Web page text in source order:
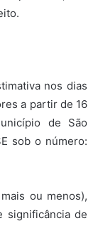
nos dias
a partir de 16
de São
sob o número:
ou menos),
significância de